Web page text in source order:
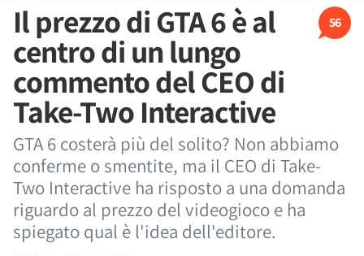
56
Il prezzo di GTA 6 è al
centro di un lungo
commento del CEO di
Take-Two Interactive
GTA 6 costerà più del solito? Non abbiamo
conferme o smentite, ma il CEO di Take-
Two Interactive ha risposto a una domanda
riguardo al prezzo del videogioco e ha
spiegato qual è l'idea dell'editore.